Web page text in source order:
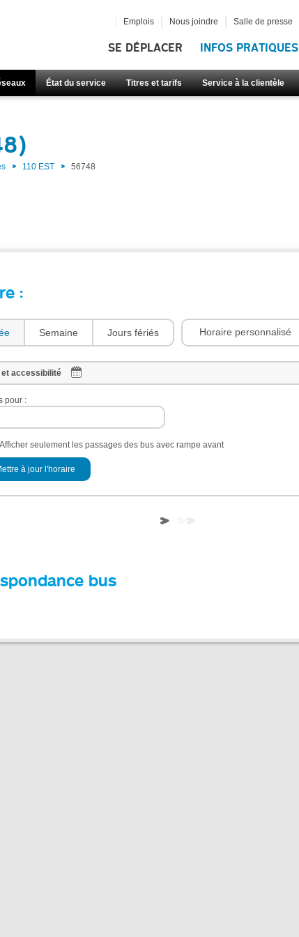
SE DÉPLACER INFOS PRATIQUES
État du service Titres et tarifs Service à la clientèle
Emplois Nous joindre Salle de presse
110 EST 56748
:
Semaine Jours fériés Horaire personnalisé
et accessibilité
pour :
Afficher seulement les passages des bus avec rampe avant
à jour l'horaire
bus